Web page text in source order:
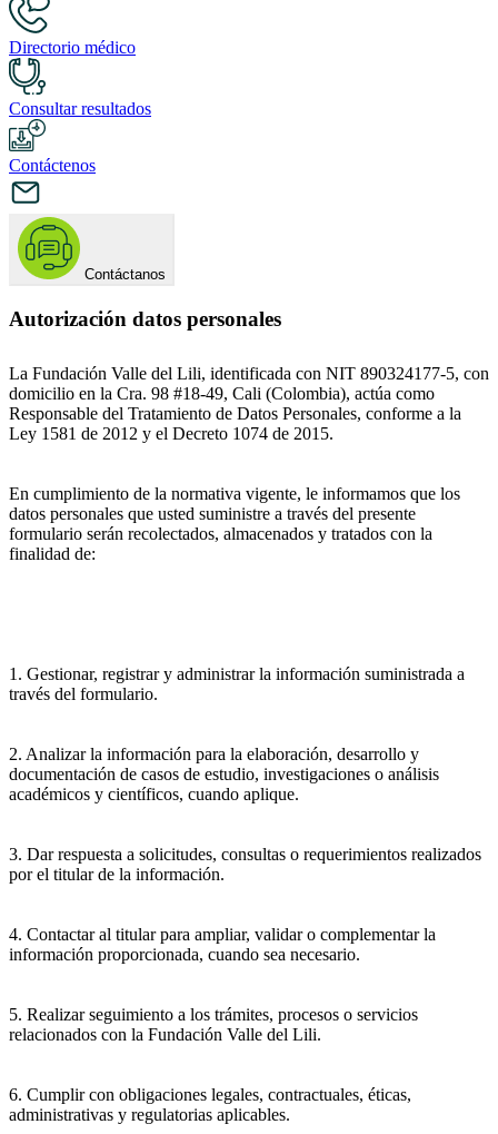
Directorio médico
Consultar resultados
Contáctenos
Contáctanos
Autorización datos personales
La Fundación Valle del Lili, identificada con NIT 890324177-5, con
domicilio en la Cra. 98 #18-49, Cali (Colombia), actúa como
Responsable del Tratamiento de Datos Personales, conforme a la
Ley 1581 de 2012 y el Decreto 1074 de 2015.
En cumplimiento de la normativa vigente, le informamos que los
datos personales que usted suministre a través del presente
formulario serán recolectados, almacenados y tratados con la
finalidad de:
1. Gestionar, registrar y administrar la información suministrada a
través del formulario.
2. Analizar la información para la elaboración, desarrollo y
documentación de casos de estudio, investigaciones o análisis
académicos y científicos, cuando aplique.
3. Dar respuesta a solicitudes, consultas o requerimientos realizados
por el titular de la información.
4. Contactar al titular para ampliar, validar o complementar la
información proporcionada, cuando sea necesario.
5. Realizar seguimiento a los trámites, procesos o servicios
relacionados con la Fundación Valle del Lili.
6. Cumplir con obligaciones legales, contractuales, éticas,
administrativas y regulatorias aplicables.